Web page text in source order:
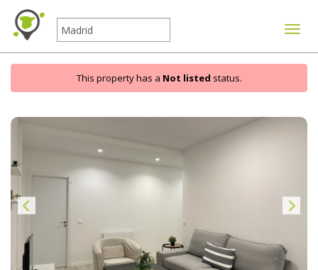
This property has a Not listed status.